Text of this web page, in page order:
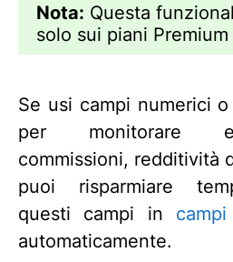
Nota: Questa
solo sui piani
Se usi campi numerici
per monitorare
commissioni, redditività
puoi risparmiare
questi campi in
automaticamente.